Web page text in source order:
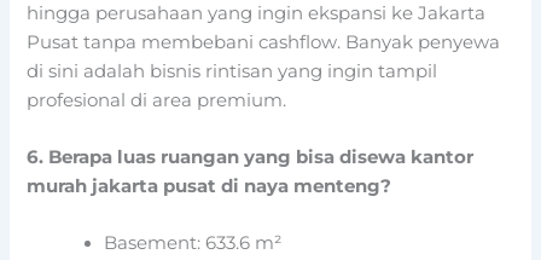
hingga perusahaan yang ingin ekspansi ke Jakarta
Pusat tanpa membebani cashflow. Banyak penyewa
di sini adalah bisnis rintisan yang ingin tampil
profesional di area premium.
6. Berapa luas ruangan yang bisa disewa kantor
murah jakarta pusat di naya menteng?
Basement: 633.6 m²